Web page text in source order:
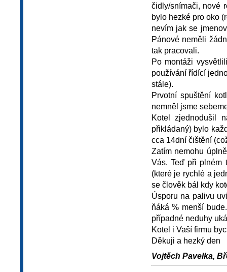
čidly/snímači, nové
bylo hezké pro oko
nevím jak se
Pánové neměli
tak pracovali.
Po montáži
používání řídící
stále).
Prvotní spuštění
nemněl jsme
Kotel zjednodušil
přikládaný) bylo
cca 14dní čištění
Zatím nemohu
Vás. Teď při plném
(které je rychlé a
se člověk bál kdy
Úsporu na palivu
ňáká % menší
případné neduhy
Kotel i Vaší firmu
Děkuji a hezký den
Vojtěch Pavelka,